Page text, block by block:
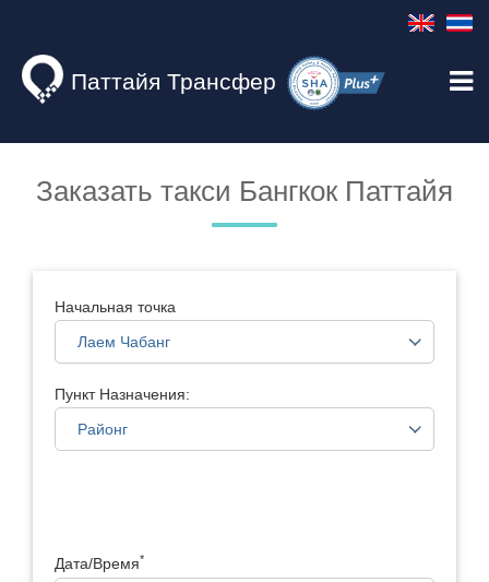
Паттайя Трансфер
Заказать такси Бангкок Паттайя
Начальная точка
Пункт Назначения:
Дата/Время*